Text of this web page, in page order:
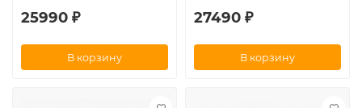
25990 ₽
В корзину
27490 ₽
В корзину